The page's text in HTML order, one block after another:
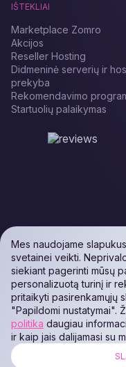
IŠTEKLIAI
Marketplace Zomro
Akcijos
Reseller Hosting
Didmeninė serverių ir
prekyba
Rekomendavimo
Startuolių palaikymas
ALL RIGHTS RESERVED.
Mes naudojame
svetainei veikti.
siekiant pagerinti mūsų
personalizuotą turinį ir
pritaikyti pasirenkamųjų
"Papildomi nustatymai".
politika daugiau
ir kaip jais dalijamasi su